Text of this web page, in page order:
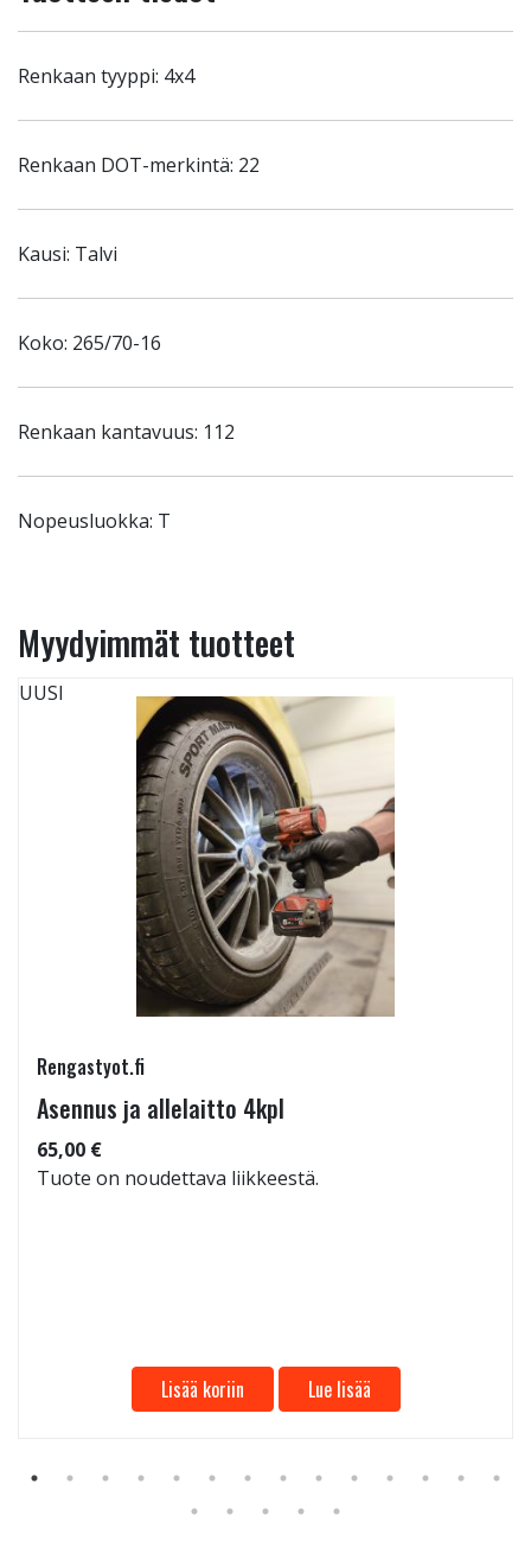
Renkaan tyyppi: 4x4
Renkaan DOT-merkintä: 22
Kausi: Talvi
Koko: 265/70-16
Renkaan kantavuus: 112
Nopeusluokka: T
Myydyimmät tuotteet
UUSI
Rengastyot.fi
Asennus ja allelaitto 4kpl
65,00 €
Tuote on noudettava liikkeestä.
Lisää koriin Lue lisää